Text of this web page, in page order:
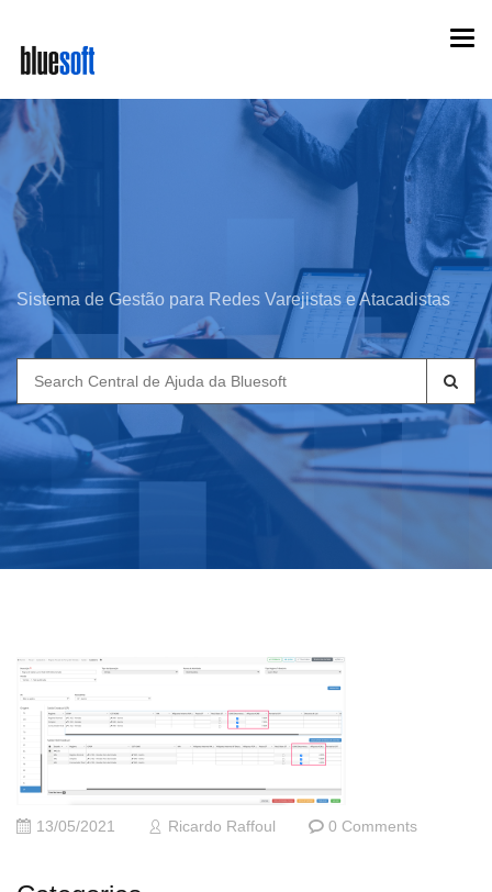
main
content
Sistema de Gestão para Redes Varejistas e Atacadistas
Search
for:
13/05/2021 Ricardo Raffoul 0 Comments